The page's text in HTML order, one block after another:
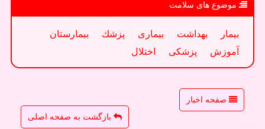
موضوع های سلامت
بیمار بهداشت بیماری پزشك
بیمارستان
آموزش
پزشكی اختلال
صفحه اخبار
بازگشت به صفحه اصلی